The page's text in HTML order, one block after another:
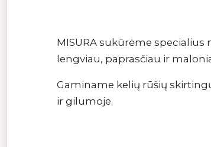
MISURA sukūrėme
lengviau, paprasčiau ir
Gaminame kelių rūšių
ir gilumoje.